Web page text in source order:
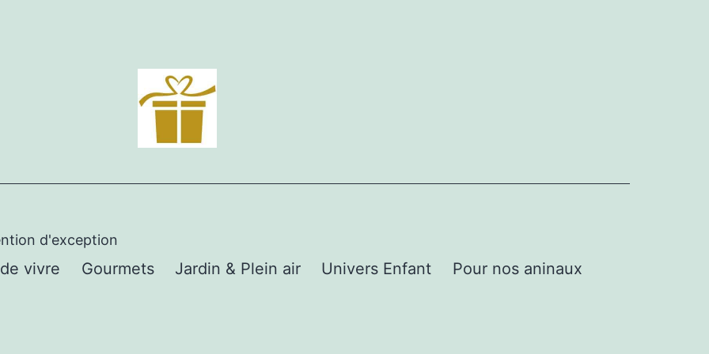
d'exception
vivre Gourmets Jardin & Plein air Univers Enfant Pour nos aninaux